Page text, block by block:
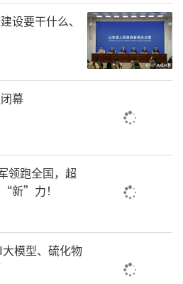
设要干什么、
幕
领跑全国，超
新”力！
模型、硫化物